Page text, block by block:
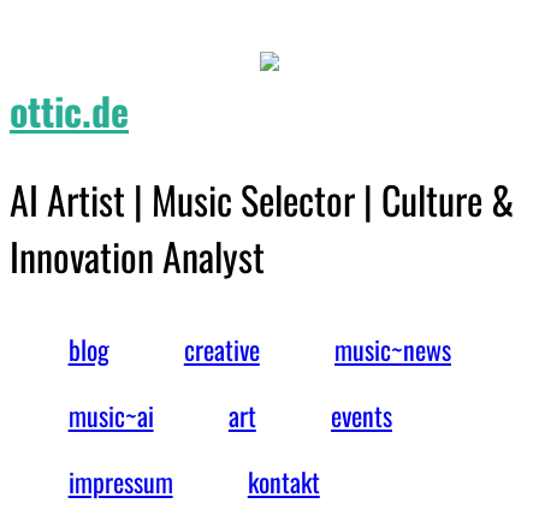
ottic.de
AI Artist | Music Selector | Culture &
Innovation Analyst
blog creative
music~news
music~ai
art
events
impressum
kontakt